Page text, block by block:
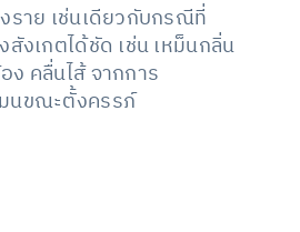
ราย เช่นเดียวกับกรณีที่
งเกตได้ชัด เช่น เหม็นกลิ่น
คลื่นไส้ จากการ
นขณะตั้งครรภ์